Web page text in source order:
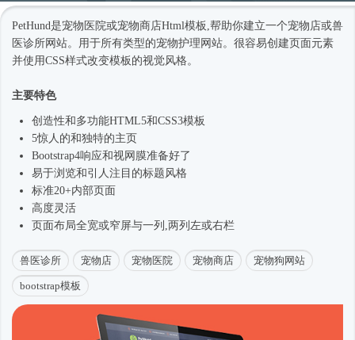
PetHund是宠物医院或宠物商店Html模板 ,帮助你建立一个宠物店或兽
医诊所网站。用于所有类型的宠物护理网站。很容易创建页面元素
并使用CSS样式改变模板的视觉风格。
主要特色
创造性和多功能HTML5和CSS3模板
5惊人的和独特的主页
Bootstrap4响应和视网膜准备好了
易于浏览和引人注目的标题风格
标准20+内部页面
高度灵活
页面布局全宽或窄屏与一列,两列左或右栏
兽医诊所 宠物店 宠物医院 宠物商店 宠物狗网站
bootstrap模板